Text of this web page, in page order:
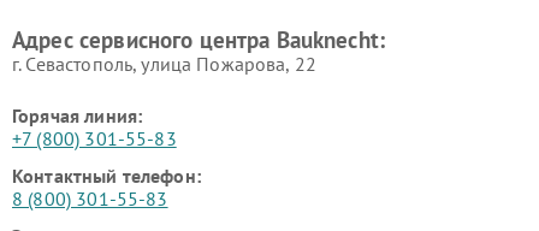
Адрес сервисного центра Bauknecht:
г. Севастополь, улица Пожарова, 22
Горячая линия:
+7 (800) 301-55-83
Контактный телефон:
8 (800) 301-55-83